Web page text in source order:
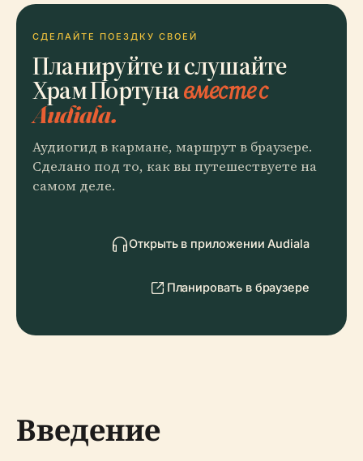
СДЕЛАЙТЕ ПОЕЗДКУ СВОЕЙ
Планируйте и слушайте
Храм Портунавместе с
Audiala.
Аудиогид в кармане, маршрут в браузере.
Сделано под то, как вы путешествуете на
самом деле.
Открыть в приложении Audiala
Планировать в браузере
Введение